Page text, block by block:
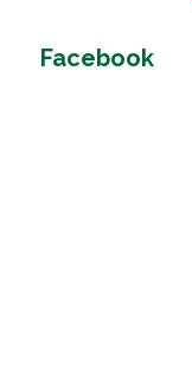
Facebook